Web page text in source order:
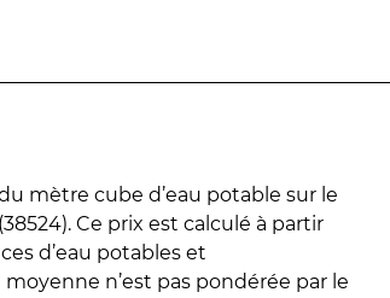
mètre cube d’eau potable sur le
Ce prix est calculé à partir
d’eau potables et
n’est pas pondérée par le